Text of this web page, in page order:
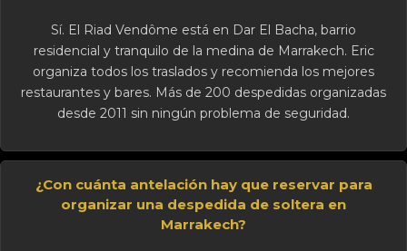
Sí. El Riad Vendôme está en Dar El Bacha, barrio
residencial y tranquilo de la medina de Marrakech. Eric
organiza todos los traslados y recomienda los mejores
restaurantes y bares. Más de 200 despedidas organizadas
desde 2011 sin ningún problema de seguridad.
¿Con cuánta antelación hay que reservar para
organizar una despedida de soltera en
Marrakech?